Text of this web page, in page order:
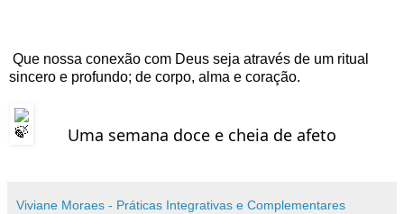
Que nossa conexão com Deus seja através de um ritual
sincero e profundo; de corpo, alma e coração.
Uma semana doce e cheia de afeto
Viviane Moraes - Práticas Integrativas e Complementares